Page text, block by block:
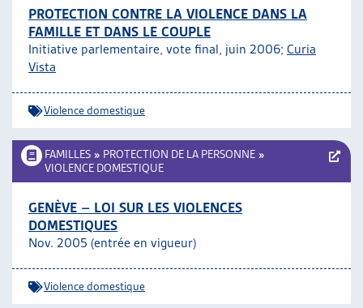
PROTECTION CONTRE LA VIOLENCE DANS LA
FAMILLE ET DANS LE COUPLE
Initiative parlementaire, vote final, juin 2006; Curia
Vista
Violence domestique
FAMILLES » PROTECTION DE LA PERSONNE »
VIOLENCE DOMESTIQUE
GENÈVE – LOI SUR LES VIOLENCES
DOMESTIQUES
Nov. 2005 (entrée en vigueur)
Violence domestique